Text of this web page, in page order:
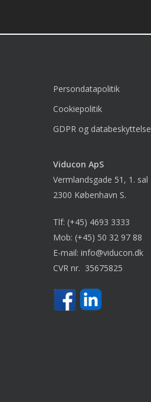
Persondatapolitik
Cookiepolitik
GDPR og databeskyttelse
Viducon ApS
Vermlandsgade 51, 1. sal
2300 København S.
Tlf: (+45) 4693 3333
Mob: (+45) 50 32 97 88
E-mail: info@viducon.dk
CVR nr. 35675825